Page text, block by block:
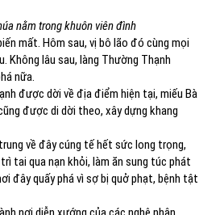
nằm trong khuôn viên đình
mất. Hôm sau, vị bô lão đó cùng mọi
Không lâu sau, làng Thường Thạnh
nữa.
được dời về địa điểm hiện tại, miếu Bà
được di dời theo, xây dựng khang
về đây cúng tế hết sức long trọng,
tai qua nạn khỏi, làm ăn sung túc phát
đây quấy phá vì sợ bị quở phạt, bệnh tật